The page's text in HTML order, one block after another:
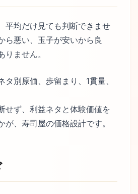
平均だけ見ても判断できませ
ら悪い、玉子が安いから良
りません。
タ別原価、歩留まり、1貫量、
せず、利益ネタと体験価値を
が、寿司屋の価格設計です。